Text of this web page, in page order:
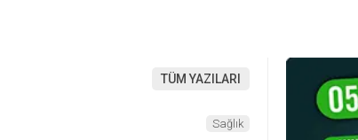
TÜM YAZILARI
Sağlık